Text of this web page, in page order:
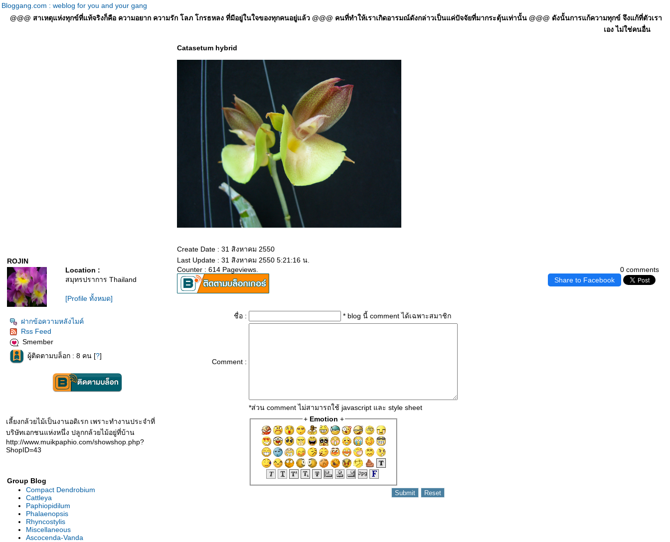
Bloggang.com : weblog for you and your gang
@@@ สาเหตุแห่งทุกข์ที่แท้จริงก็คือ ความอยาก ความรัก โลภ โกรธหลง ที่มีอยู่ในใจของทุกคนอยู่แล้ว @@@ คนที่ทำให้เราเกิดอารมณ์ดังกล่าวเป็นแค่ปัจจัยที่มากระตุ้นเท่านั้น @@@ ดังนั้นการแก้ความทุกข์ จึงแก้ที่ตัวเรา
เอง ไม่ใช่คนอื่น
ROJIN
Location :
สมุทรปราการ Thailand
[Profile ทั้งหมด]
ฝากข้อความหลังไมค์
Rss Feed
Smember
ผู้ติดตามบล็อก : 8 คน [?]
เลี้ยงกล้วยไม้เป็นงานอดิเรก เพราะทำงานประจำที่
บริษัทเอกชนแห่งหนึ่ง ปลูกกล้วยไม้อยู่ที่บ้าน
http://www.muikpaphio.com/showshop.php?
ShopID=43
Group Blog
Compact Dendrobium
Cattleya
Paphiopidilum
Phalaenopsis
Rhyncostylis
Miscellaneous
Ascocenda-Vanda
Catasetum hybrid
Create Date : 31 สิงหาคม 2550
Last Update : 31 สิงหาคม 2550 5:21:16 น.
0 comments
Counter : 614 Pageviews.
Share to Facebook
ชื่อ : * blog นี้ comment ได้เฉพาะสมาชิก
Comment :
*ส่วน comment ไม่สามารถใช้ javascript และ style sheet
+ Emotion +